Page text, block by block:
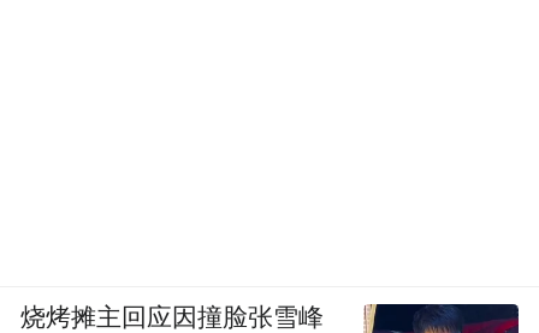
烧烤摊主回应因撞脸张雪峰